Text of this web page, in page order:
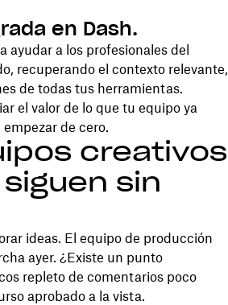
en Dash.
ayudar a los profesionales del
recuperando el contexto relevante,
de todas tus herramientas.
el valor de lo que tu equipo ya
de cero.
creativos
sin
ideas. El equipo de producción
ayer. ¿Existe un punto
repleto de comentarios poco
aprobado a la vista.